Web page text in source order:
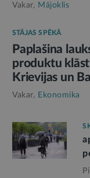
Vakar, Mājoklis
STĀJAS SPĒKĀ
Paplašina
produktu
Krievijas un
Vakar, Ekonomika